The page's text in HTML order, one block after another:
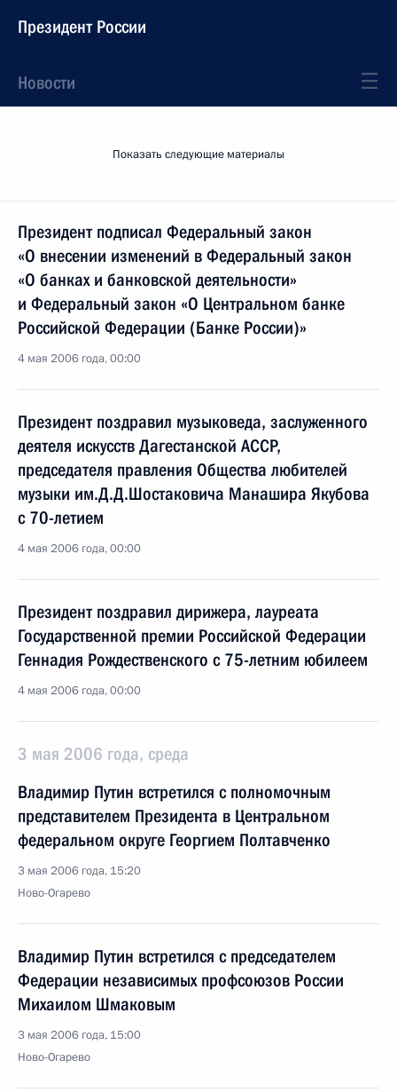
Президент России
Новости
Показать следующие материалы
Президент подписал Федеральный закон
«О внесении изменений в Федеральный закон
«О банках и банковской деятельности»
и Федеральный закон «О Центральном банке
Российской Федерации (Банке России)»
4 мая 2006 года, 00:00
Президент поздравил музыковеда, заслуженного
деятеля искусств Дагестанской АССР,
председателя правления Общества любителей
музыки им.Д.Д.Шостаковича Манашира Якубова
с 70-летием
4 мая 2006 года, 00:00
Президент поздравил дирижера, лауреата
Государственной премии Российской Федерации
Геннадия Рождественского с 75-летним юбилеем
4 мая 2006 года, 00:00
3 мая 2006 года, среда
Владимир Путин встретился с полномочным
представителем Президента в Центральном
федеральном округе Георгием Полтавченко
3 мая 2006 года, 15:20
Ново-Огарево
Владимир Путин встретился с председателем
Федерации независимых профсоюзов России
Михаилом Шмаковым
3 мая 2006 года, 15:00
Ново-Огарево